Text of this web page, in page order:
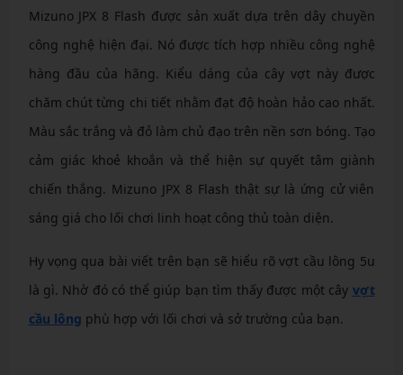
Mizuno JPX 8 Flash được sản xuất dựa trên dây chuyền
công nghệ hiện đại. Nó được tích hợp nhiều công nghệ
hàng đầu của hãng. Kiểu dáng của cây vợt này được
chăm chút từng chi tiết nhằm đạt độ hoàn hảo cao nhất.
Màu sắc trắng và đỏ làm chủ đạo trên nền sơn bóng. Tạo
cảm giác khoẻ khoắn và thể hiện sự quyết tâm giành
chiến thắng. Mizuno JPX 8 Flash thật sự là ứng cử viên
sáng giá cho lối chơi linh hoạt công thủ toàn diện.
Hy vọng qua bài viết trên bạn sẽ hiểu rõ vợt cầu lông 5u
là gì. Nhờ đó có thể giúp bạn tìm thấy được một cây vợt
cầu lông phù hợp với lối chơi và sở trường của bạn.